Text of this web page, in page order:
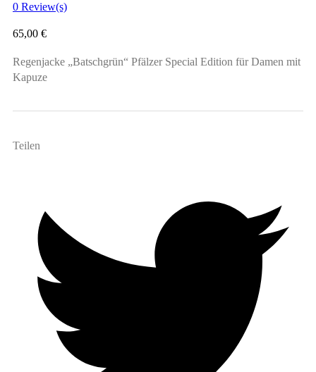
0 Review(s)
65,00 €
Regenjacke „Batschgrün“ Pfälzer Special Edition für Damen mit
Kapuze
Teilen